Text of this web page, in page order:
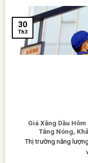
Giá Xăng Dầu
Tăng Nóng,
Thị trường năng
30
Th3